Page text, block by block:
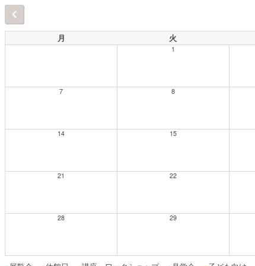
月 火
1
7 8
14 15
21 22
28 29